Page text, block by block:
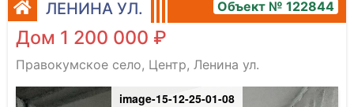
ЛЕНИНА УЛ. Объект № 122844
Дом 1 200 000 ₽
Правокумское село, Центр, Ленина ул.
image-15-12-25-01-08